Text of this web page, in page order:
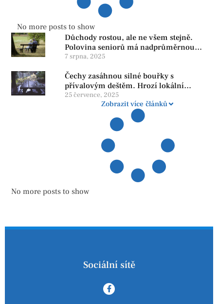
No more posts to show
Důchody rostou, ale ne všem stejně.
Polovina seniorů má nadprůměrnou
penzi, tisíce však žijí pod hranicí
reformy
7 srpna, 2025
Čechy zasáhnou silné bouřky s
přívalovým deštěm. Hrozí lokální
zatopení
25 července, 2025
Zobrazit více článků
No more posts to show
Sociální sítě